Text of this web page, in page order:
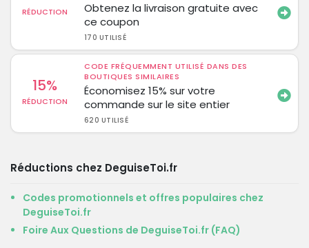
RÉDUCTION
Obtenez la livraison gratuite avec
ce coupon
170 UTILISÉ
15%
RÉDUCTION
CODE FRÉQUEMMENT UTILISÉ DANS DES
BOUTIQUES SIMILAIRES
Économisez 15% sur votre
commande sur le site entier
620 UTILISÉ
Réductions chez DeguiseToi.fr
Codes promotionnels et offres populaires chez
DeguiseToi.fr
Foire Aux Questions de DeguiseToi.fr (FAQ)